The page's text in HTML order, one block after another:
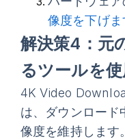
像度を下げま
解決策4：元
るツールを
4K Video
は、ダウンロード
像度を維持します。